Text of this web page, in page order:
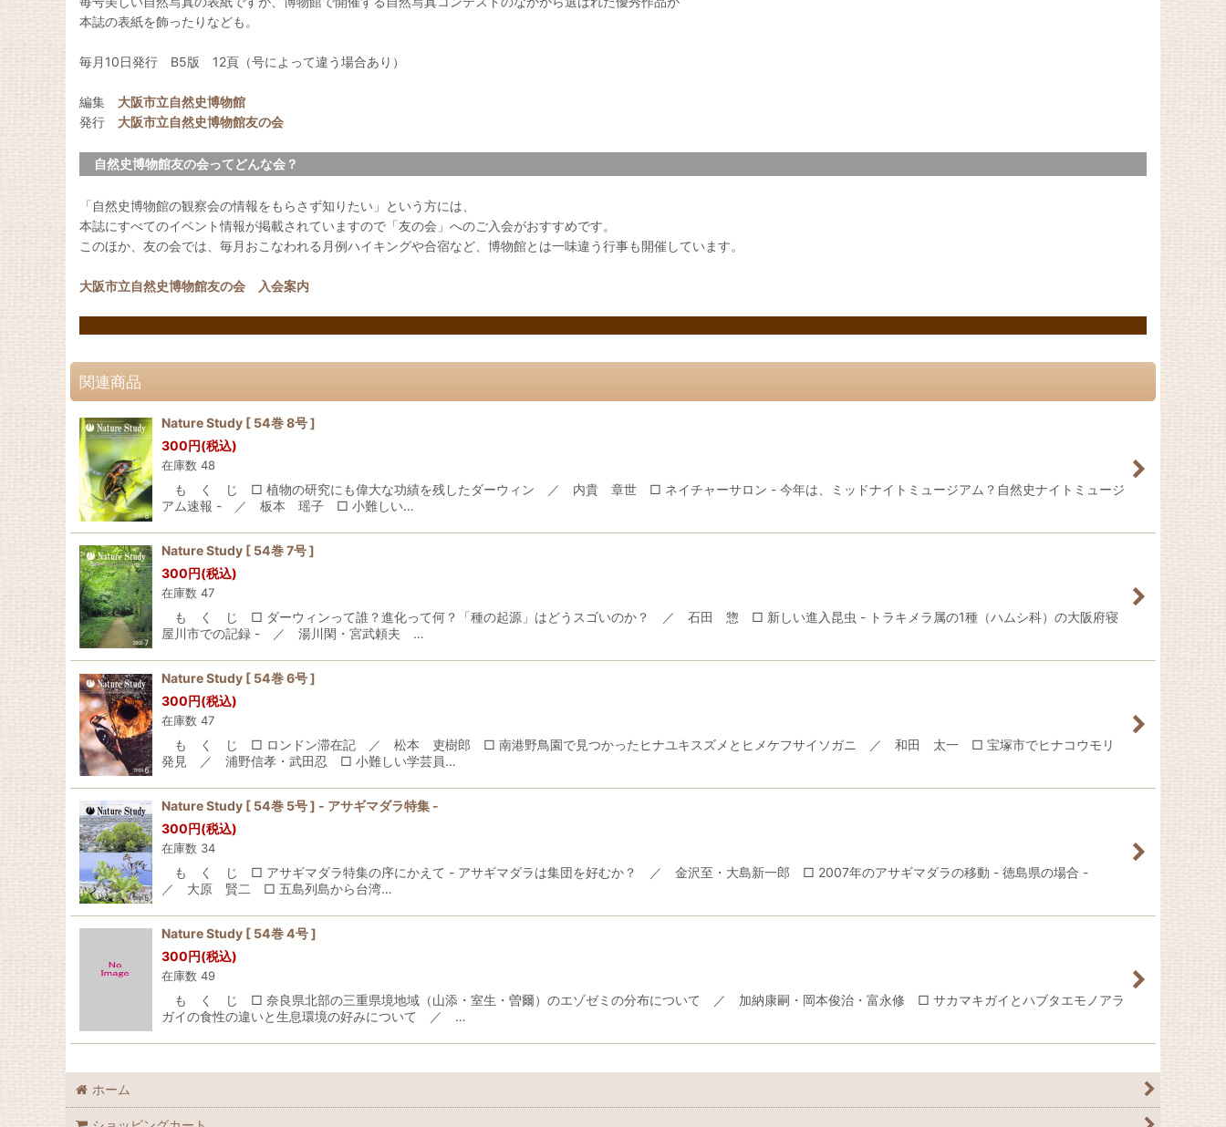
本誌の表紙を飾ったりなども。
毎月10日発行 B5版 12頁（号によって違う場合あり）
編集 大阪市立自然史博物館
発行 大阪市立自然史博物館友の会
自然史博物館友の会ってどんな会？
「自然史博物館の観察会の情報をもらさず知りたい」という方には、
本誌にすべてのイベント情報が掲載されていますので「友の会」へのご入会がおすすめです。
このほか、友の会では、毎月おこなわれる月例ハイキングや合宿など、博物館とは一味違う行事も開催しています。
大阪市立自然史博物館友の会 入会案内
関連商品
Nature Study [ 54巻 8号 ]
300円(税込)
在庫数 48
も く じ □ 植物の研究にも偉大な功績を残したダーウィン ／ 内貴 章世 □ ネイチャーサロン - 今年は、ミッドナイトミュージアム？自然史ナイトミュージ
アム速報 - ／ 板本 瑶子 □ 小難しい…
Nature Study [ 54巻 7号 ]
300円(税込)
在庫数 47
も く じ □ ダーウィンって誰？進化って何？「種の起源」はどうスゴいのか？ ／ 石田 惣 □ 新しい進入昆虫 - トラキメラ属の1種（ハムシ科）の大阪府寝
屋川市での記録 - ／ 湯川閑・宮武頼夫 …
Nature Study [ 54巻 6号 ]
300円(税込)
在庫数 47
も く じ □ ロンドン滞在記 ／ 松本 吏樹郎 □ 南港野鳥園で見つかったヒナユキスズメとヒメケフサイソガニ ／ 和田 太一 □ 宝塚市でヒナコウモリ
発見 ／ 浦野信孝・武田忍 □ 小難しい学芸員…
Nature Study [ 54巻 5号 ] - アサギマダラ特集 -
300円(税込)
在庫数 34
も く じ □ アサギマダラ特集の序にかえて - アサギマダラは集団を好むか？ ／ 金沢至・大島新一郎 □ 2007年のアサギマダラの移動 - 徳島県の場合 -
／ 大原 賢二 □ 五島列島から台湾…
Nature Study [ 54巻 4号 ]
300円(税込)
在庫数 49
も く じ □ 奈良県北部の三重県境地域（山添・室生・曽爾）のエゾゼミの分布について ／ 加納康嗣・岡本俊治・富永修 □ サカマキガイとハブタエモノアラ
ガイの食性の違いと生息環境の好みについて ／ …
ホーム